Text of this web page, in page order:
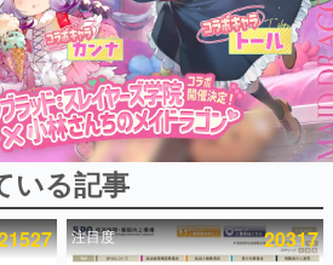
覧
事
数千以上！ ページビュー数万以上！ などな
々に読まれた、電ファミ渾身の“殿堂入り”記
した。
いる記事
注目度 20317